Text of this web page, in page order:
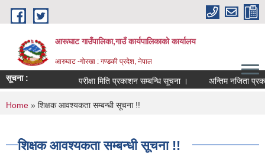
Skip to main content
आरूघाट गाउँपालिका,गाउँ कार्यपालिकाको कार्यालय
आरुघाट -गोरखा : गण्डकी प्रदेश, नेपाल
सूचना : परीक्षा मिति प्रकाशन सम्बन्धि सूचना । अन्तिम नजिता प्रकाशन
You are here
Home » शिक्षक आवश्यकता सम्बन्धी सूचना !!
शिक्षक आवश्यकता सम्बन्धी सूचना !!